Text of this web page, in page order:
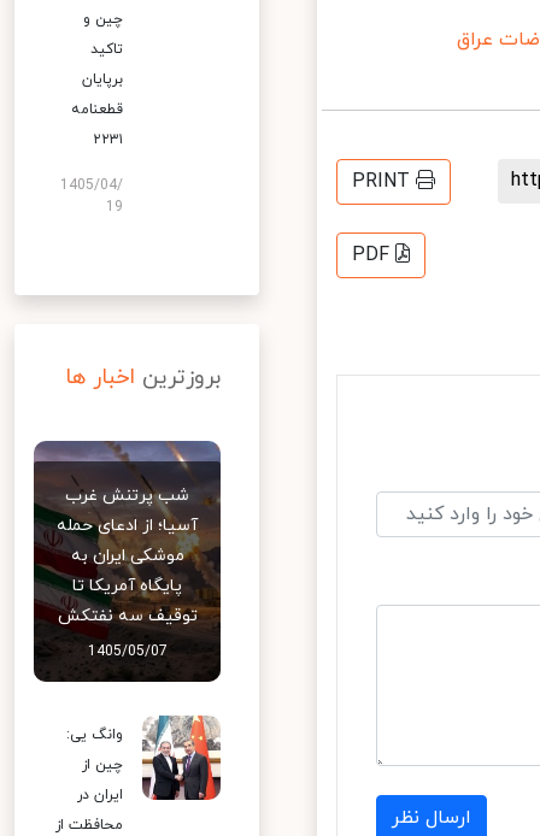
عراق
PRINT
PDF
ارسال نظر
چین و
تاکید
برپایان
قطعنامه
۲۲۳۱
1405/04/
19
بروزترین اخبار ها
شب پرتنش غرب
آسیا؛ از ادعای حمله
موشکی ایران به
پایگاه آمریکا تا
توقیف سه نفتکش
1405/05/07
وانگ یی:
چین از
ایران در
محافظت از